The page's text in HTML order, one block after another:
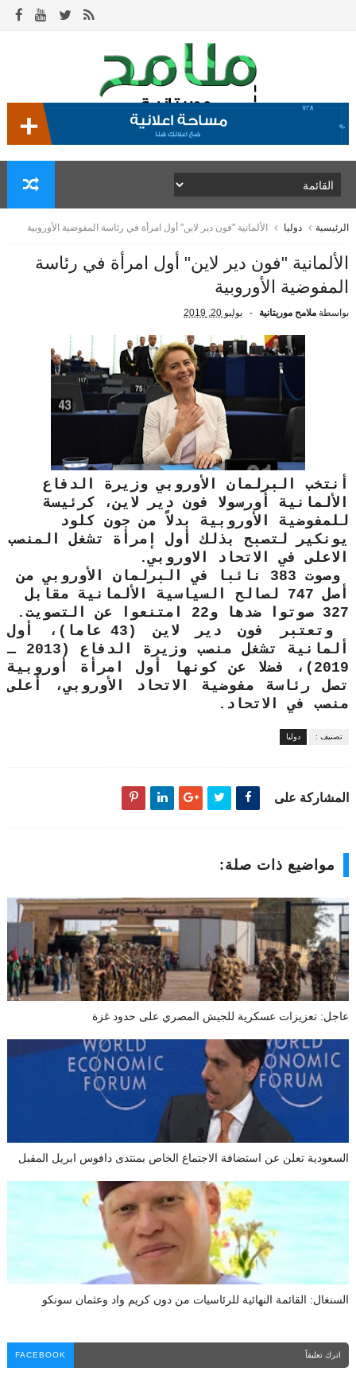
الرئيسية دوليا الألمانية "فون دير لاين" أول امرأة في رئاسة المفوضية الأوروبية
الألمانية "فون دير لاين" أول امرأة في رئاسة
المفوضية الأوروبية
بواسطة ملامح موريتانية يوليو 20, 2019
أنتخب البرلمان الأوروبي وزيرة الدفاع
الألمانية أورسولا فون دير لاين،
كرئيسة
للمفوضية الأوروبية بدلاً من جون كلود
يونكير لتصبح بذلك أول إمرأة تشغل المنصب
الاعلى في الاتحاد الاوروبي.
وصوت
383 نائبا في البرلمان الأوروبي من
أصل 747
لصالح السياسية الألمانية مقابل
327 صوتوا ضدها و 22 امتنعوا عن التصويت.
وتعتبر فون دير لاين (43 عاما)، أول
ألمانية تشغل منصب وزيرة الدفاع (2013 ـ
2019)، فضلا عن كونها أول امرأة أوروبية
تصل رئاسة مفوضية الاتحاد الأوروبي، أعلى
منصب في الاتحاد.
تصنيف : دوليا
المشاركة على
مواضيع ذات صلة:
عاجل: تعزيزات عسكرية للجيش المصري على حدود غزة
السعودية تعلن عن استضافة الاجتماع الخاص بمنتدى دافوس ابريل المقبل
السنغال: القائمة النهائية للرئاسيات من دون كريم واد وعثمان سونكو
اترك تعليقاً FACEBOOK